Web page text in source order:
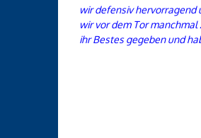
wir defensiv hervorragend
wir vor dem Tor
ihr Bestes gegeben und